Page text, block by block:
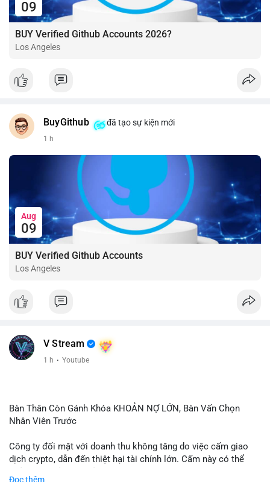
09
BUY Verified Github Accounts 2026?
Los Angeles
BuyGithub đã tạo sự kiện mới
1 h
Aug
09
BUY Verified Github Accounts
Los Angeles
V Stream
1 h · Youtube
Bàn Thân Còn Gánh Khóa KHOẢN NỢ LỚN, Bàn Vấn Chọn
Nhân Viên Trước
Công ty đối mặt với doanh thu không tăng do việc cấm giao
dịch crypto, dẫn đến thiệt hại tài chính lớn. Cấm này có thể
Đọc thêm